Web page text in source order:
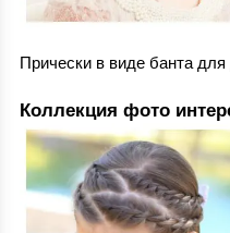
Прически в виде банта
Коллекция фото